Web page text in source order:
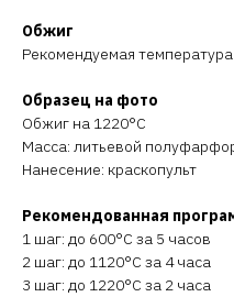
Обжиг
Рекомендуемая
Образец на фото
Обжиг на 1220°C
Масса: литьевой
Нанесение: краскопульт
Рекомендованная
1 шаг: до 600°C за 5 часов
2 шаг: до 1120°C за 4 часа
3 шаг: до 1220°C за 2 часа